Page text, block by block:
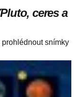
ceres a
snímky